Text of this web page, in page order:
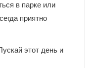
в парке или
приятно
этот день и